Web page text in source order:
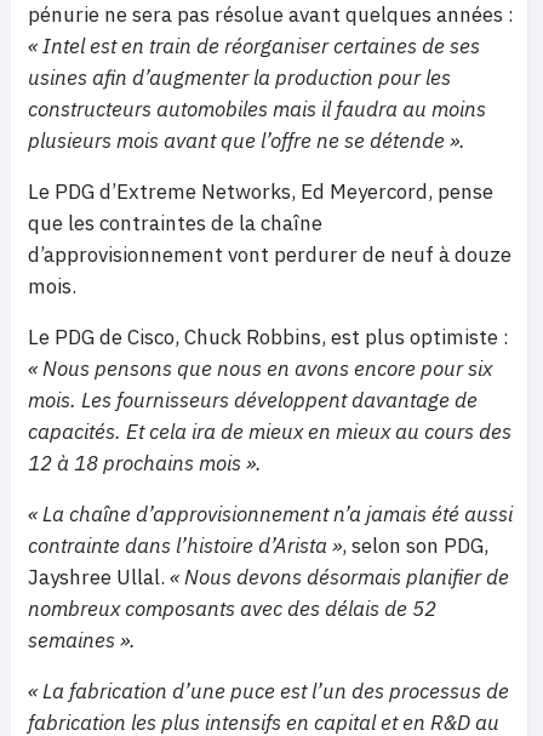
pénurie ne sera pas résolue avant quelques années :
« Intel est en train de réorganiser certaines de ses
usines afin d’augmenter la production pour les
constructeurs automobiles mais il faudra au moins
plusieurs mois avant que l’offre ne se détende ».
Le PDG d’Extreme Networks, Ed Meyercord, pense
que les contraintes de la chaîne
d’approvisionnement vont perdurer de neuf à douze
mois.
Le PDG de Cisco, Chuck Robbins, est plus optimiste :
« Nous pensons que nous en avons encore pour six
mois. Les fournisseurs développent davantage de
capacités. Et cela ira de mieux en mieux au cours des
12 à 18 prochains mois ».
« La chaîne d’approvisionnement n’a jamais été aussi
contrainte dans l’histoire d’Arista », selon son PDG,
Jayshree Ullal. « Nous devons désormais planifier de
nombreux composants avec des délais de 52
semaines ».
« La fabrication d’une puce est l’un des processus de
fabrication les plus intensifs en capital et en R&D au